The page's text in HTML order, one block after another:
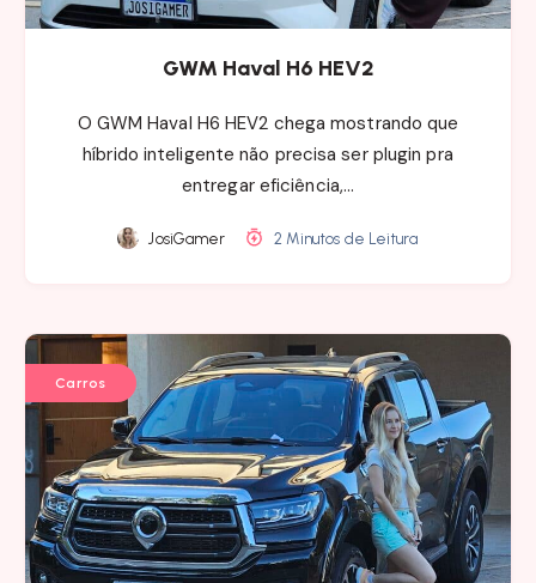
GWM Haval H6 HEV2
O GWM Haval H6 HEV2 chega mostrando que
híbrido inteligente não precisa ser plugin pra
entregar eficiência,…
JosiGamer 2 Minutos de Leitura
Carros